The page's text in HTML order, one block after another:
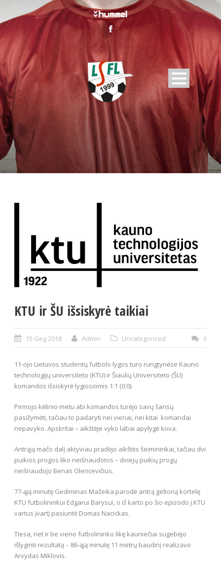
KTU ir ŠU išsiskyrė taikiai
15 Geg 2018 Admin Uncategorized 0
11-ojo Lietuvos studentų futbolo lygos turo rungtynėse Kauno
technologijų universiteto (KTU) ir Šiaulių Universiteto (ŠU)
komandos išsiskyrė lygiosiomis 1:1 (0:0).
Pirmojo kėlinio metu abi komandos turėjo savų šansų
pasižymėti, tačiau to padaryti nei vienai, nei kitai komandai
nepavyko. Apskritai – aikštėje vyko labai apylygė kova.
Antrąją mačo dalį aktyviau pradėjo aikštės šeimininkai, tačiau dvi
puikios progos liko neišnaudotos – dviejų puikių progų
neišnaudojo Benas Olencevičius.
77-ąją minutę Gediminas Mažeika parodė antrą geltoną kortelę
KTU futbolininkui Edgarui Barysui, o iš karto po šio epizodo į KTU
vartus įvartį pasiuntė Domas Nacickas.
Tiesa, net ir be vieno futbolininko likę kauniečiai sugebėjo
išlyginti rezultatą – 86-ąją minutę 11 metrų baudinį realizavo
Arvydas Miklovis.